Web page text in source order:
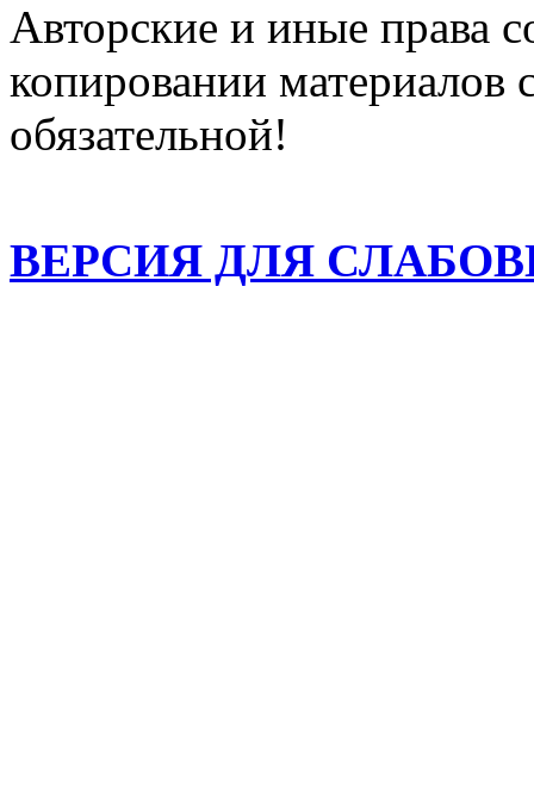
Авторские и иные права
копировании материалов
обязательной!
ВЕРСИЯ ДЛЯ